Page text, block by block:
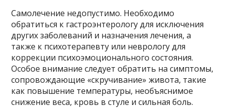
Самолечение недопустимо. Необходимо
обратиться к гастроэнтерологу для исключения
других заболеваний и назначения лечения, а
также к психотерапевту или неврологу для
коррекции психоэмоционального состояния.
Особое внимание следует обратить на симптомы,
сопровождающие «скручивание» живота, такие
как повышение температуры, необъяснимое
снижение веса, кровь в стуле и сильная боль.